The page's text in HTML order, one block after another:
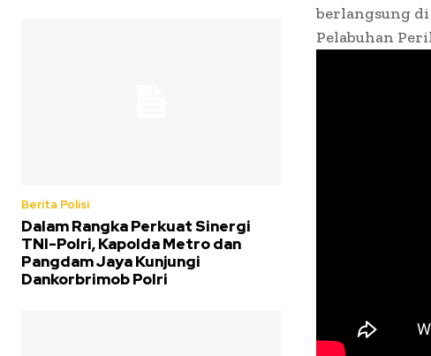
Berita Polisi
Dalam Rangka Perkuat Sinergi
TNI-Polri, Kapolda Metro dan
Pangdam Jaya Kunjungi
Dankorbrimob Polri
berlangsung
Pelabuhan